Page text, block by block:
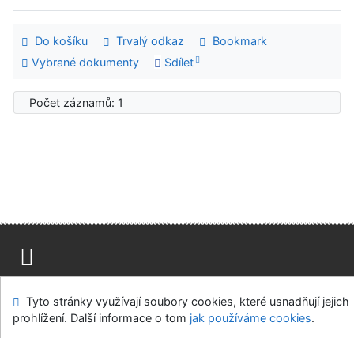
Do košíku Trvalý odkaz
Bookmark
Vybrané dokumenty
Sdílet
Počet záznamů: 1
Modul OpenSearch
Napište nám Nastavení cookies
Tyto stránky využívají soubory cookies, které usnadňují jejich
prohlížení. Další informace o tom jak používáme cookies.